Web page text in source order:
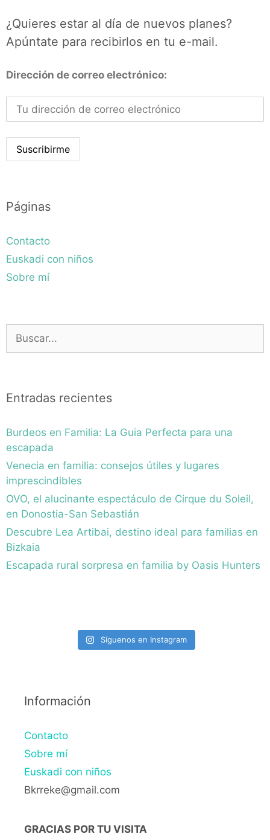
¿Quieres estar al día de nuevos planes?
Apúntate para recibirlos en tu e-mail.
Dirección de correo electrónico:
Páginas
Contacto
Euskadi con niños
Sobre mí
Buscar:
Entradas recientes
Burdeos en Familia: La Guia Perfecta para una
escapada
Venecia en familia: consejos útiles y lugares
imprescindibles
OVO, el alucinante espectáculo de Cirque du Soleil,
en Donostia-San Sebastián
Descubre Lea Artibai, destino ideal para familias en
Bizkaia
Escapada rural sorpresa en familia by Oasis Hunters
Síguenos en Instagram
Información
Contacto
Sobre mí
Euskadi con niños
Bkrreke@gmail.com
GRACIAS POR TU VISITA